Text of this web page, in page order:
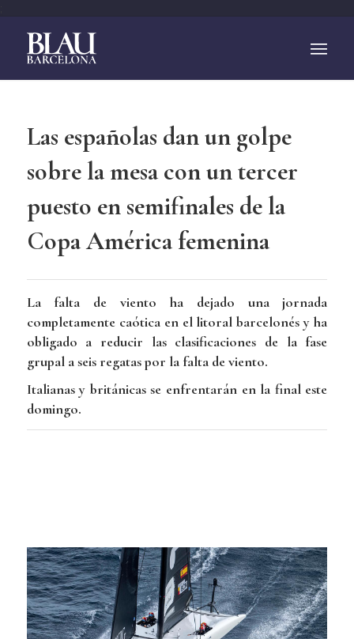
Las españolas dan un golpe
sobre la mesa con un tercer
puesto en semifinales de la
Copa América femenina
La falta de viento ha dejado una jornada
completamente caótica en el litoral barcelonés y ha
obligado a reducir las clasificaciones de la fase
grupal a seis regatas por la falta de viento.
Italianas y británicas se enfrentarán en la final este
domingo.